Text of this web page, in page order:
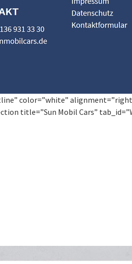
color=”white”
title=”Sun Mobil Cars”